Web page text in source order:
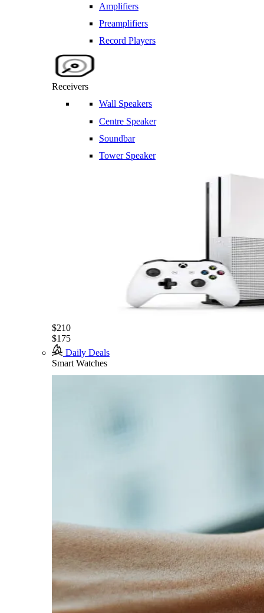
Amplifiers
Preamplifiers
Record Players
Receivers
Wall Speakers
Centre Speaker
Soundbar
Tower Speaker
$210
$175
Daily Deals
Smart Watches